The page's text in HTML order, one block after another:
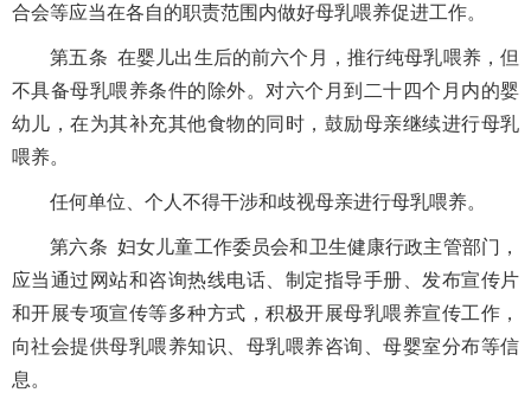
合会等应当在各自的职责范围内做好母乳喂养促进工作。
第五条 在婴儿出生后的前六个月，推行纯母乳喂养，但
不具备母乳喂养条件的除外。对六个月到二十四个月内的婴
幼儿，在为其补充其他食物的同时，鼓励母亲继续进行母乳
喂养。
任何单位、个人不得干涉和歧视母亲进行母乳喂养。
第六条 妇女儿童工作委员会和卫生健康行政主管部门，
应当通过网站和咨询热线电话、制定指导手册、发布宣传片
和开展专项宣传等多种方式，积极开展母乳喂养宣传工作，
向社会提供母乳喂养知识、母乳喂养咨询、母婴室分布等信
息。